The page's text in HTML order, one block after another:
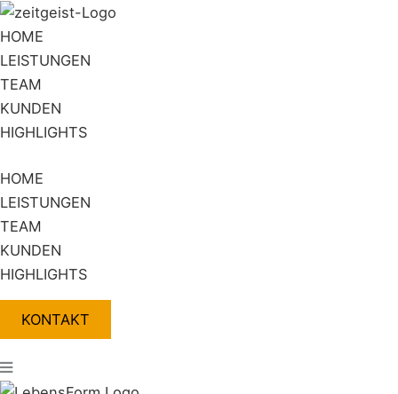
Zum
Inhalt
springen
HOME
LEISTUNGEN
TEAM
KUNDEN
HIGHLIGHTS
HOME
LEISTUNGEN
TEAM
KUNDEN
HIGHLIGHTS
KONTAKT
Flyout
Menu